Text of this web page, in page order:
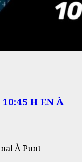
H EN À
À Punt